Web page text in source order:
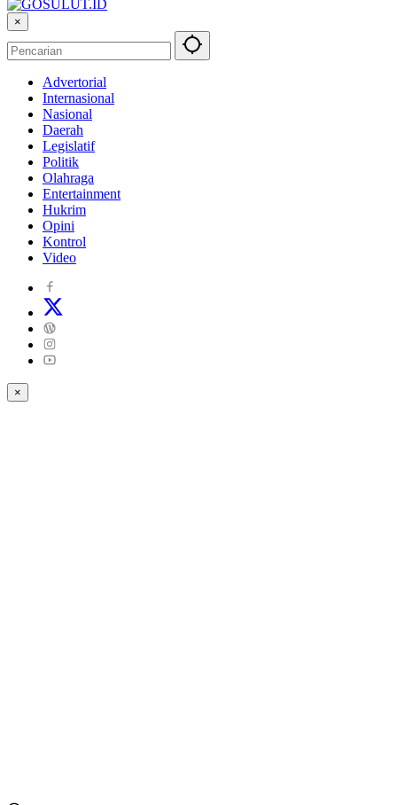
×
Advertorial
Internasional
Nasional
Daerah
Legislatif
Politik
Olahraga
Entertainment
Hukrim
Opini
Kontrol
Video
×